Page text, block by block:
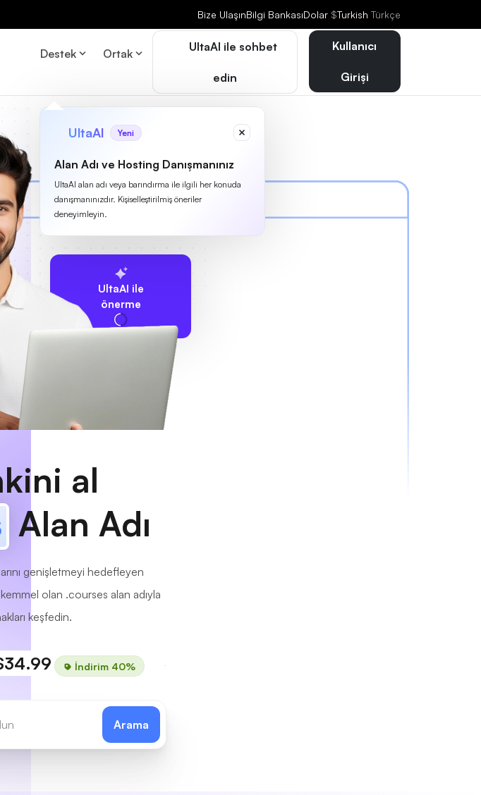
Bize UlaşınBilgi BankasıDolar $Turkish Türkçe
Destek Ortak UltaAI ile sohbet
edin
UltaAI Yeni
Alan Adı ve Hosting Danışmanınız
UltaAI alan adı veya barındırma ile ilgili her konuda
danışmanınızdır. Kişiselleştirilmiş öneriler
deneyimleyin.
Kullanıcı
Girişi
UltaAI ile
önerme
al
Alan Adı
genişletmeyi hedefleyen
olan .courses alan adıyla
keşfedin.
İndirim 40%
Arama